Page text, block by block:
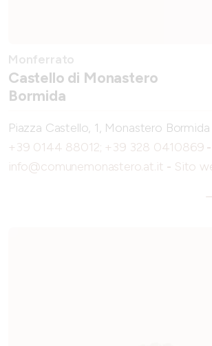
Monferrato
Castello di Monastero
Bormida
Piazza Castello, 1, Monastero
+39 0144 88012; +39 328 0410869 -
info@comunemonastero.at.it - Sito